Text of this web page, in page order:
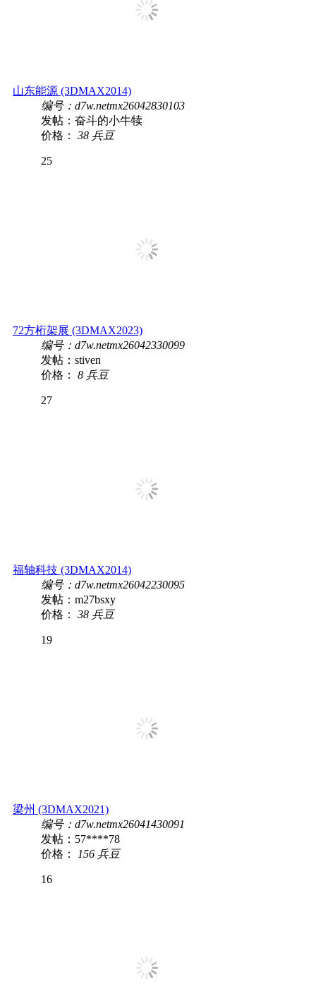
山东能源 (3DMAX2014)
编号：d7w.netmx26042830103
发帖：奋斗的小牛犊
价格：
38 兵豆
25
72方桁架展 (3DMAX2023)
编号：d7w.netmx26042330099
发帖：stiven
价格：
8 兵豆
27
福轴科技 (3DMAX2014)
编号：d7w.netmx26042230095
发帖：m27bsxy
价格：
38 兵豆
19
梁州 (3DMAX2021)
编号：d7w.netmx26041430091
发帖：57****78
价格：
156 兵豆
16